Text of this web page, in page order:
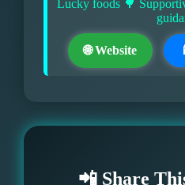
Lucky foods 🌳
🌐 Website
📲 Share